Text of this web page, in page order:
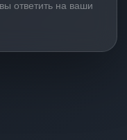
ответить на ваши